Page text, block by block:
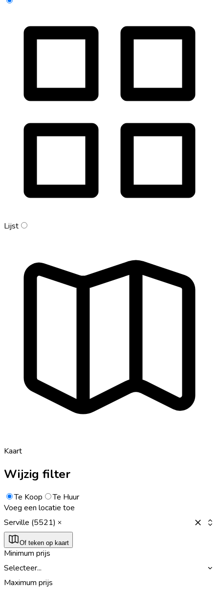
Lijst
Kaart
Wijzig filter
Te Koop
Te Huur
Voeg een locatie toe
Serville (5521)
Of teken op kaart
Minimum prijs
Selecteer...
Maximum prijs